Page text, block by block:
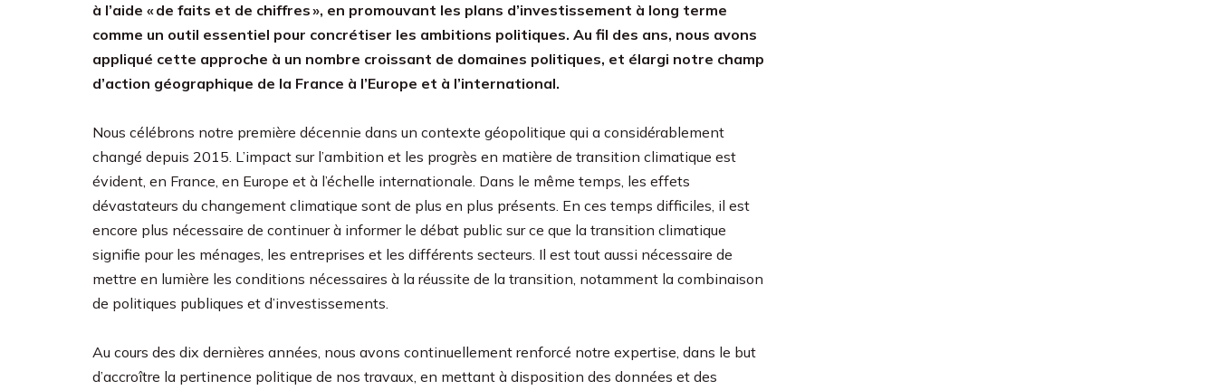
à l’aide « de faits et de chiffres », en promouvant les plans d’investissement à long terme
comme un outil essentiel pour concrétiser les ambitions politiques. Au fil des ans, nous avons
appliqué cette approche à un nombre croissant de domaines politiques, et élargi notre champ
d’action géographique de la France à l’Europe et à l’international.
Nous célébrons notre première décennie dans un contexte géopolitique qui a considérablement
changé depuis 2015. L’impact sur l’ambition et les progrès en matière de transition climatique est
évident, en France, en Europe et à l’échelle internationale. Dans le même temps, les effets
dévastateurs du changement climatique sont de plus en plus présents. En ces temps difficiles, il est
encore plus nécessaire de continuer à informer le débat public sur ce que la transition climatique
signifie pour les ménages, les entreprises et les différents secteurs. Il est tout aussi nécessaire de
mettre en lumière les conditions nécessaires à la réussite de la transition, notamment la combinaison
de politiques publiques et d’investissements.
Au cours des dix dernières années, nous avons continuellement renforcé notre expertise, dans le but
d’accroître la pertinence politique de nos travaux, en mettant à disposition des données et des